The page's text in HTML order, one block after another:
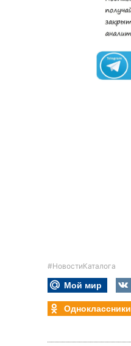
#НовостиКаталога
Мой мир
Одноклассники